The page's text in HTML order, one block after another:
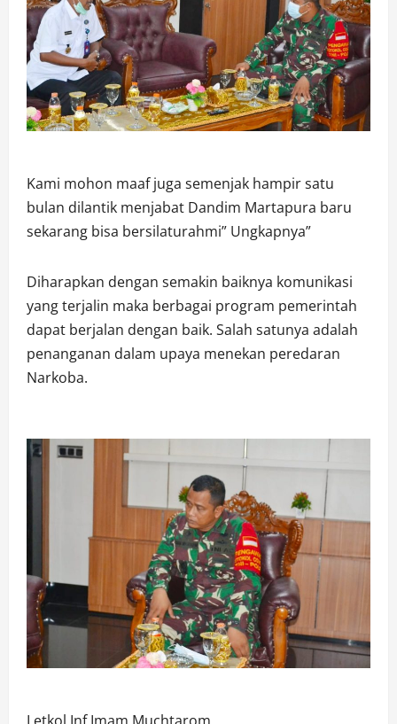
Kami mohon maaf juga semenjak hampir satu
bulan dilantik menjabat Dandim Martapura baru
sekarang bisa bersilaturahmi” Ungkapnya”
Diharapkan dengan semakin baiknya komunikasi
yang terjalin maka berbagai program pemerintah
dapat berjalan dengan baik. Salah satunya adalah
penanganan dalam upaya menekan peredaran
Narkoba.